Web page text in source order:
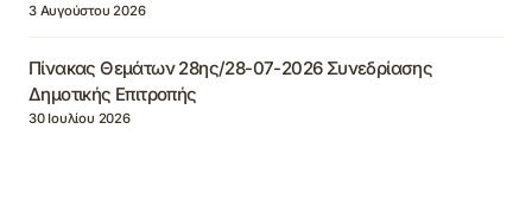
3 Αυγούστου 2026
Πίνακας Θεμάτων 28ης/28-07-2026 Συνεδρίασης
Δημοτικής Επιτροπής
30 Ιουλίου 2026